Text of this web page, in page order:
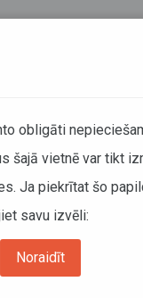
Maršruta
jaunam maršrutam,
uz valsti, kas nav
obligāti
šajā vietnē var tikt
Ja piekrītat šo
savu izvēli:
Noraidīt